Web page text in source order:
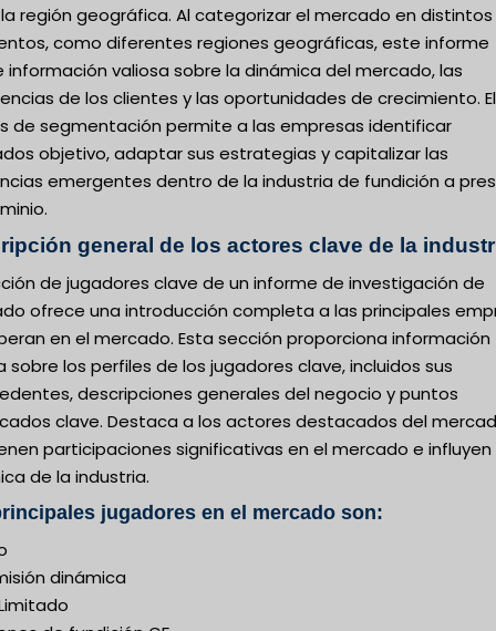
región geográfica. Al categorizar el mercado en distintos
como diferentes regiones geográficas, este informe
información valiosa sobre la dinámica del mercado, las
de los clientes y las oportunidades de crecimiento. El
de segmentación permite a las empresas identificar
objetivo, adaptar sus estrategias y capitalizar las
emergentes dentro de la industria de fundición a
general de los actores clave de la
de jugadores clave de un informe de investigación de
ofrece una introducción completa a las principales
en el mercado. Esta sección proporciona información
sobre los perfiles de los jugadores clave, incluidos sus
descripciones generales del negocio y puntos
clave. Destaca a los actores destacados del
participaciones significativas en el mercado e influyen
de la industria.
jugadores en el mercado son:
dinámica